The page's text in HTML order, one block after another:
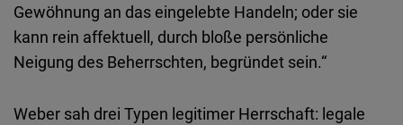
Gewöhnung an das eingelebte Handeln; oder sie
kann rein affektuell, durch bloße persönliche
Neigung des Beherrschten, begründet sein.“
Weber sah drei Typen legitimer Herrschaft: legale